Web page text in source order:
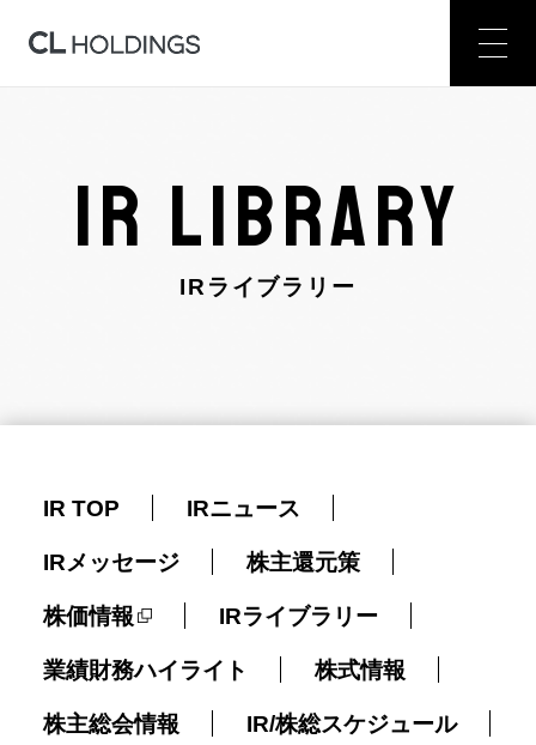
IR LIBRARY
IRライブラリー
IR TOP IRニュース
IRメッセージ 株主還元策
株価情報 IRライブラリー
業績財務ハイライト 株式情報
株主総会情報 IR/株総スケジュール